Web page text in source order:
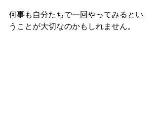
何事も自分たちで一回やってみるとい
うことが大切なのかもしれません。